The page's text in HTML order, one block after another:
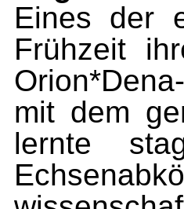
Eines der
Frühzeit
mit dem
lernte